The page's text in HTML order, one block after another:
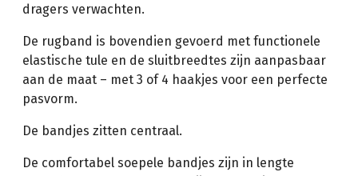
dragers verwachten.
De rugband is bovendien gevoerd met functionele
elastische tule en de sluitbreedtes zijn aanpasbaar
aan de maat – met 3 of 4 haakjes voor een perfecte
pasvorm.
De bandjes zitten centraal.
De comfortabel soepele bandjes zijn in lengte